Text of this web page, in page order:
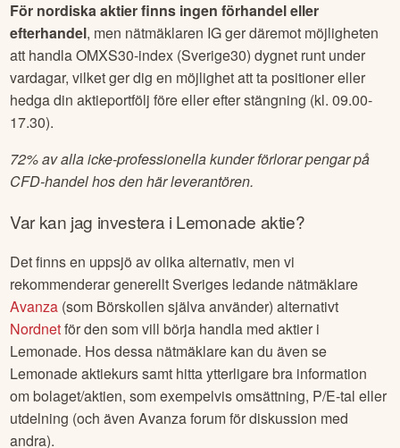
än 70 stora amerikanska aktier under både förhandeln och
efterhandeln.
För nordiska aktier finns ingen förhandel eller
efterhandel, men nätmäklaren IG ger däremot möjligheten
att handla OMXS30-index (Sverige30) dygnet runt under
hedga din aktieportfölj före eller efter stängning (kl. 09.00-
17.30).
72% av alla icke-professionella kunder förlorar pengar på
Var kan jag investera iLemonadeaktie?
Det finns en uppsjö av olika alternativ, men vi
rekommenderar generellt Sveriges ledande nätmäklare
Avanza(som Börskollen själva använder) alternativt
Nordnetför den som vill börja handla med aktier i
Lemonade. Hos dessa nätmäklare kan du även se
Lemonade